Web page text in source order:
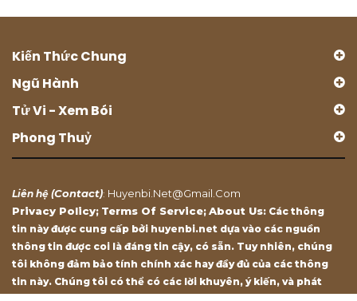
Kiến Thức Chung
Ngũ Hành
Tử Vi - Xem Bói
Phong Thuỷ
Liên hệ (Contact): Huyenbi.net@gmail.com
Privacy Policy; Terms Of Service; About Us: Các thông
tin này được cung cấp bởi huyenbi.net dựa vào các nguồn
thông tin được coi là đáng tin cậy, có sẵn. Tuy nhiên, chúng
tôi không đảm bảo tính chính xác hay đầy đủ của các thông
tin này. Chúng tôi có thể có các lời khuyên, ý kiến, và phát